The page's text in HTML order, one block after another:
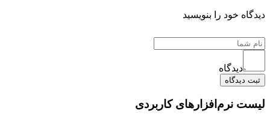
دیدگاه خود را بنویسید
دیدگاه
ثبت دیدگاه
لیست نرم‌افزارهای کاربردی